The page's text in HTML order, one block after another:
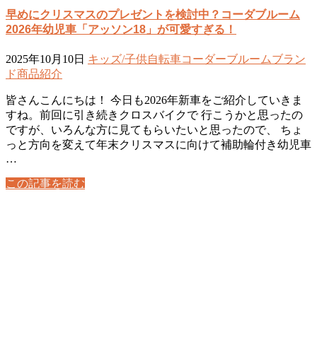
早めにクリスマスのプレゼントを検討中？コーダブルーム
2026年幼児車「アッソン18」が可愛すぎる！
2025年10月10日 キッズ/子供自転車コーダーブルームブラン
ド商品紹介
皆さんこんにちは！ 今日も2026年新車をご紹介していきま
すね。前回に引き続きクロスバイクで 行こうかと思ったの
ですが、いろんな方に見てもらいたいと思ったので、 ちょ
っと方向を変えて年末クリスマスに向けて補助輪付き幼児車
…
この記事を読む